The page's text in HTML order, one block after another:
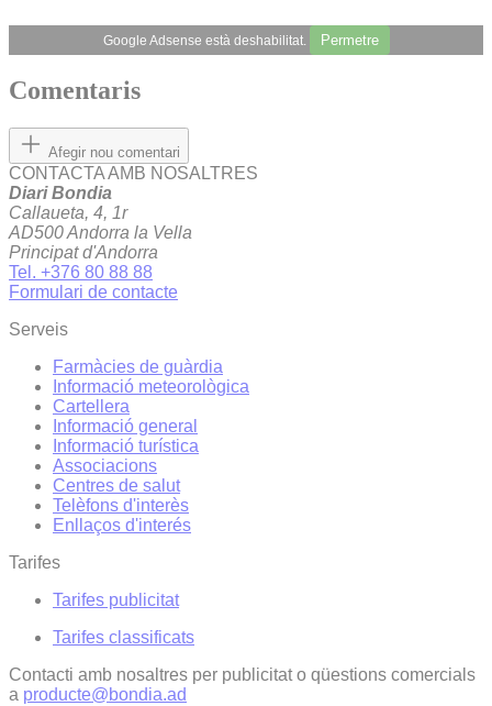
Google Adsense està deshabilitat. Permetre
Comentaris
Afegir nou comentari
CONTACTA AMB NOSALTRES
Diari Bondia
Callaueta, 4, 1r
AD500 Andorra la Vella
Principat d'Andorra
Tel. +376 80 88 88
Formulari de contacte
Serveis
Farmàcies de guàrdia
Informació meteorològica
Cartellera
Informació general
Informació turística
Associacions
Centres de salut
Telèfons d'interès
Enllaços d'interés
Tarifes
Tarifes publicitat
Tarifes classificats
Contacti amb nosaltres per publicitat o qüestions comercials
a producte@bondia.ad